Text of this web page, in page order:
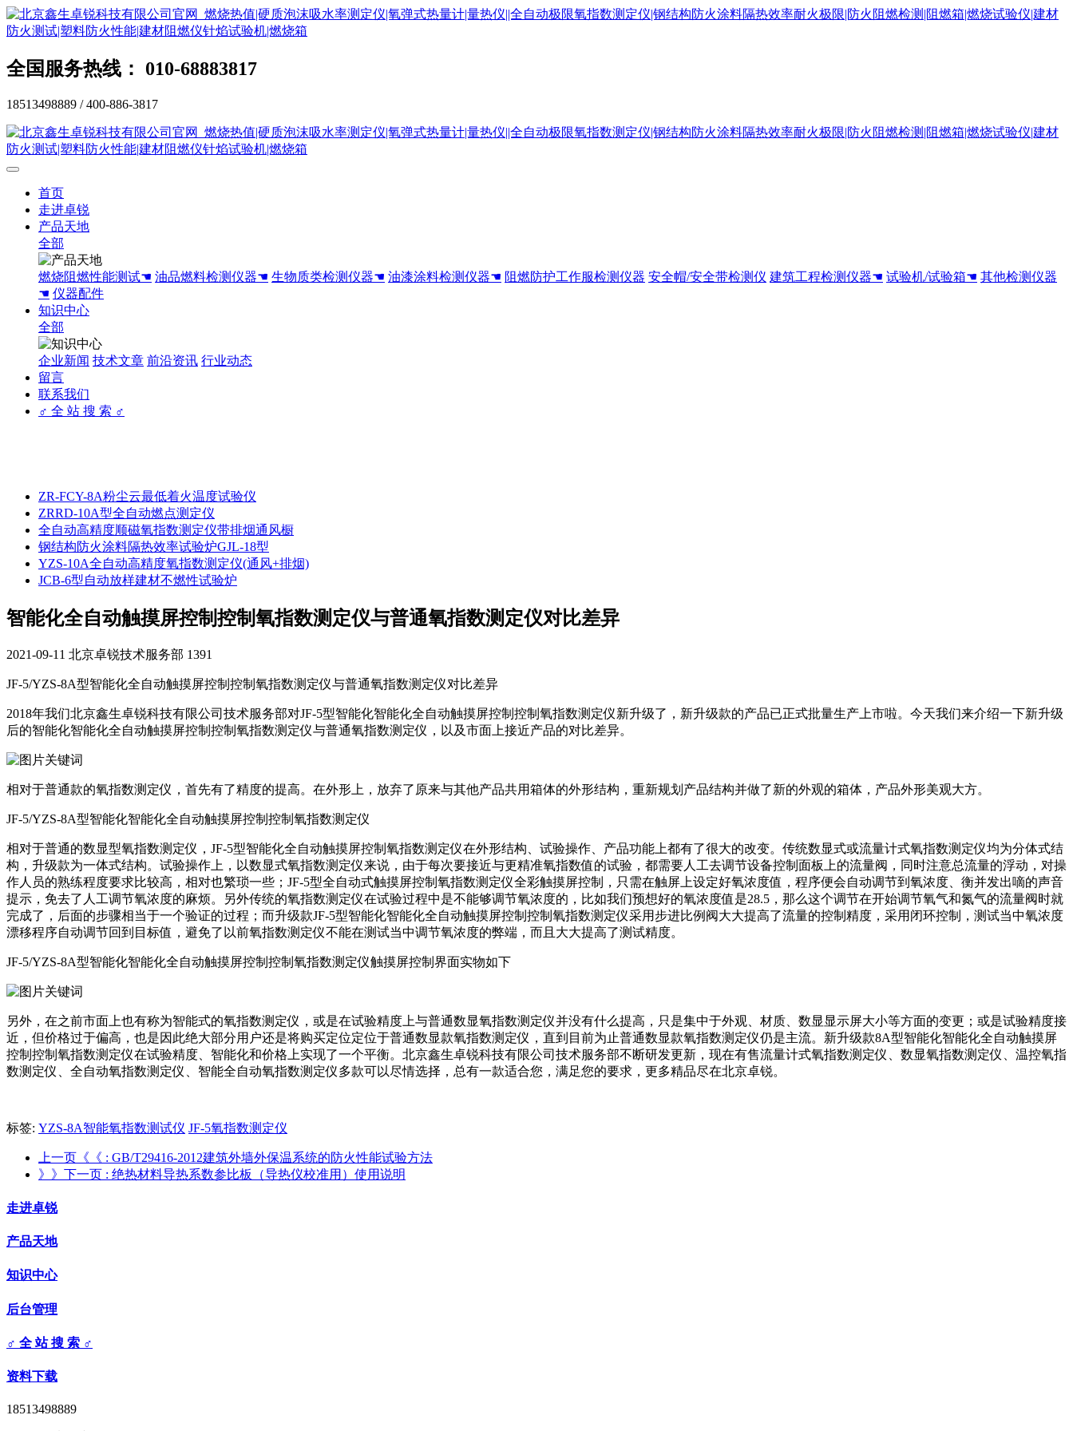
全国服务热线： 010-68883817
18513498889 / 400-886-3817
首页
走进卓锐
产品天地
全部
燃烧阻燃性能测试☚ 油品燃料检测仪器☚ 生物质类检测仪器☚ 油漆涂料检测仪器☚ 阻燃防护工作服检测仪器 安全帽/安全带检测仪 建筑工程检测仪器☚ 试验机/试验箱☚ 其他检测仪器
☚ 仪器配件
知识中心
全部
企业新闻 技术文章 前沿资讯 行业动态
留言
联系我们
♂ 全 站 搜 索 ♂
ZR-FCY-8A粉尘云最低着火温度试验仪
ZRRD-10A型全自动燃点测定仪
全自动高精度顺磁氧指数测定仪带排烟通风橱
钢结构防火涂料隔热效率试验炉GJL-18型
YZS-10A全自动高精度氧指数测定仪(通风+排烟)
JCB-6型自动放样建材不燃性试验炉
智能化全自动触摸屏控制控制氧指数测定仪与普通氧指数测定仪对比差异
2021-09-11 北京卓锐技术服务部 1391
JF-5/YZS-8A型智能化全自动触摸屏控制控制氧指数测定仪与普通氧指数测定仪对比差异
2018年我们北京鑫生卓锐科技有限公司技术服务部对JF-5型智能化智能化全自动触摸屏控制控制氧指数测定仪新升级了，新升级款的产品已正式批量生产上市啦。今天我们来介绍一下新升级
后的智能化智能化全自动触摸屏控制控制氧指数测定仪与普通氧指数测定仪，以及市面上接近产品的对比差异。
相对于普通款的氧指数测定仪，首先有了精度的提高。在外形上，放弃了原来与其他产品共用箱体的外形结构，重新规划产品结构并做了新的外观的箱体，产品外形美观大方。
JF-5/YZS-8A型智能化智能化全自动触摸屏控制控制氧指数测定仪
相对于普通的数显型氧指数测定仪，JF-5型智能化全自动触摸屏控制氧指数测定仪在外形结构、试验操作、产品功能上都有了很大的改变。传统数显式或流量计式氧指数测定仪均为分体式结
构，升级款为一体式结构。试验操作上，以数显式氧指数测定仪来说，由于每次要接近与更精准氧指数值的试验，都需要人工去调节设备控制面板上的流量阀，同时注意总流量的浮动，对操
作人员的熟练程度要求比较高，相对也繁琐一些；JF-5型全自动式触摸屏控制氧指数测定仪全彩触摸屏控制，只需在触屏上设定好氧浓度值，程序便会自动调节到氧浓度、衡并发出嘀的声音
提示，免去了人工调节氧浓度的麻烦。另外传统的氧指数测定仪在试验过程中是不能够调节氧浓度的，比如我们预想好的氧浓度值是28.5，那么这个调节在开始调节氧气和氮气的流量阀时就
完成了，后面的步骤相当于一个验证的过程；而升级款JF-5型智能化智能化全自动触摸屏控制控制氧指数测定仪采用步进比例阀大大提高了流量的控制精度，采用闭环控制，测试当中氧浓度
漂移程序自动调节回到目标值，避免了以前氧指数测定仪不能在测试当中调节氧浓度的弊端，而且大大提高了测试精度。
JF-5/YZS-8A型智能化智能化全自动触摸屏控制控制氧指数测定仪触摸屏控制界面实物如下
另外，在之前市面上也有称为智能式的氧指数测定仪，或是在试验精度上与普通数显氧指数测定仪并没有什么提高，只是集中于外观、材质、数显显示屏大小等方面的变更；或是试验精度接
近，但价格过于偏高，也是因此绝大部分用户还是将购买定位定位于普通数显款氧指数测定仪，直到目前为止普通数显款氧指数测定仪仍是主流。新升级款8A型智能化智能化全自动触摸屏
控制控制氧指数测定仪在试验精度、智能化和价格上实现了一个平衡。北京鑫生卓锐科技有限公司技术服务部不断研发更新，现在有售流量计式氧指数测定仪、数显氧指数测定仪、温控氧指
数测定仪、全自动氧指数测定仪、智能全自动氧指数测定仪多款可以尽情选择，总有一款适合您，满足您的要求，更多精品尽在北京卓锐。
标签: YZS-8A智能氧指数测试仪 JF-5氧指数测定仪
上一页《《 : GB/T29416-2012建筑外墙外保温系统的防火性能试验方法
》》下一页 : 绝热材料导热系数参比板（导热仪校准用）使用说明
走进卓锐
产品天地
知识中心
后台管理
♂ 全 站 搜 索 ♂
资料下载
18513498889